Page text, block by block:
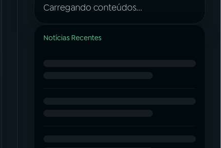
Carregando conteúdos...
Notícias Recentes